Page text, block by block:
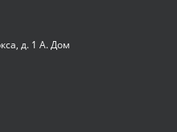
д. 1 А. Дом